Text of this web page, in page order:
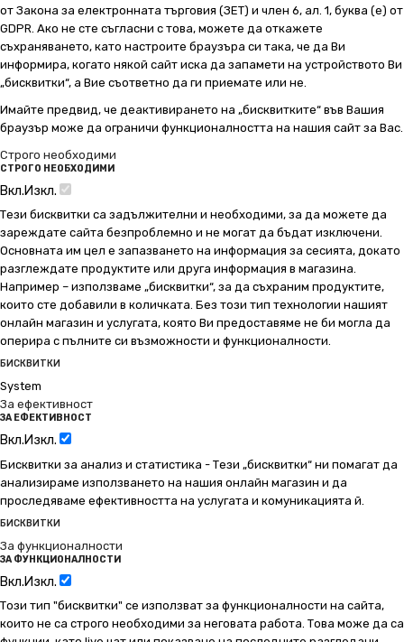
от Закона за електронната търговия (ЗЕТ) и член 6, ал. 1, буква (е) от
GDPR. Ако не сте съгласни с това, можете да откажете
съхраняването, като настроите браузъра си така, че да Ви
информира, когато някой сайт иска да запамети на устройството Ви
„бисквитки“, а Вие съответно да ги приемате или не.
Имайте предвид, че деактивирането на „бисквитките“ във Вашия
браузър може да ограничи функционалността на нашия сайт за Вас.
Строго необходими
СТРОГО НЕОБХОДИМИ
Вкл.Изкл.
Тези бисквитки са задължителни и необходими, за да можете да
зареждате сайта безпроблемно и не могат да бъдат изключени.
Основната им цел е запазването на информация за сесията, докато
разглеждате продуктите или друга информация в магазина.
Например – използваме „бисквитки“, за да съхраним продуктите,
които сте добавили в количката. Без този тип технологии нашият
онлайн магазин и услугата, която Ви предоставяме не би могла да
оперира с пълните си възможности и функционалности.
БИСКВИТКИ
System
За ефективност
ЗА ЕФЕКТИВНОСТ
Вкл.Изкл.
Бисквитки за анализ и статистика - Тези „бисквитки“ ни помагат да
анализираме използването на нашия онлайн магазин и да
проследяваме ефективността на услугата и комуникацията й.
БИСКВИТКИ
За функционалности
ЗА ФУНКЦИОНАЛНОСТИ
Вкл.Изкл.
Този тип "бисквитки" се използват за функционалности на сайта,
които не са строго необходими за неговата работа. Това може да са